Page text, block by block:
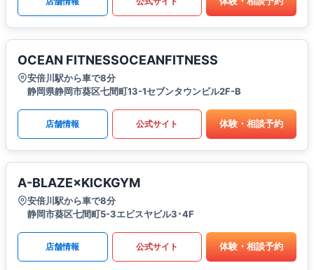
OCEAN FITNESSOCEANFITNESS
安倍川駅から車で8分
静岡県静岡市葵区七間町13-1セブンタウンビル2F-B
店舗情報 公式サイト 体験・相談予約
A-BLAZE×KICKGYM
安倍川駅から車で8分
静岡市葵区七間町5-3エビスヤビル3･4F
店舗情報 公式サイト 体験・相談予約